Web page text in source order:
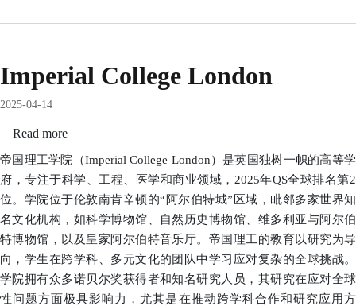
Imperial College London
2025-04-14
Read more
Imperial
College
London
帝国理工学院（Imperial College London）是英国独树一帜的高等学
府，专注于科学、工程、医学和商业领域，2025年QS全球排名第2
位。学院位于伦敦南肯辛顿的“阿尔伯特城”区域，毗邻多家世界知
名文化机构，如科学博物馆、自然历史博物馆、维多利亚与阿尔伯
特博物馆，以及皇家阿尔伯特音乐厅。帝国理工的教育以研究为导
向，学生在跨学科、多元文化的团队中学习应对复杂的全球挑战。
学院拥有众多诺贝尔奖获得者和知名研究人员，其研究在应对全球
性问题方面极具影响力，尤其是在推动跨学科合作和研究应用方